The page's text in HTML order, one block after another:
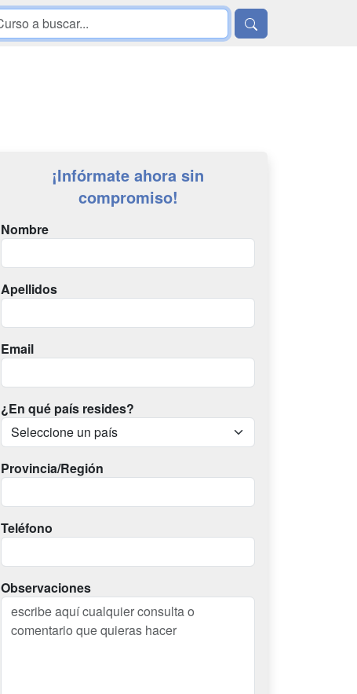
¡Infórmate ahora sin
compromiso!
Nombre
Apellidos
Email
¿En qué país resides?
Provincia/Región
Teléfono
Observaciones